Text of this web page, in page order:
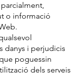
o informació
danys i perjudicis
poguessin
dels serveis